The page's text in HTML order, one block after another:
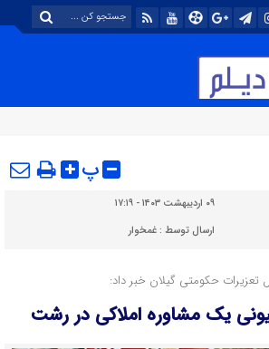
پ
۰۹ اردیبهشت ۱۴۰۳ - ۱۷:۱۹
ارسال توسط :غمخوار
تعزیرات حکومتی گیلان خبر داد: